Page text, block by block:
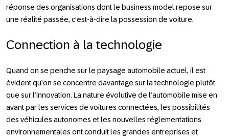
réponse des organisations dont le business model repose sur
une réalité passée, c’est-à-dire la possession de voiture.
Connection à la technologie
Quand on se penche sur le paysage automobile actuel, il est
évident qu’on se concentre davantage sur la technologie plutôt
que sur l’innovation. La nature évolutive de l’automobile mise en
avant par les services de voitures connectées, les possibilités
des véhicules autonomes et les nouvelles réglementations
environnementales ont conduit les grandes entreprises et